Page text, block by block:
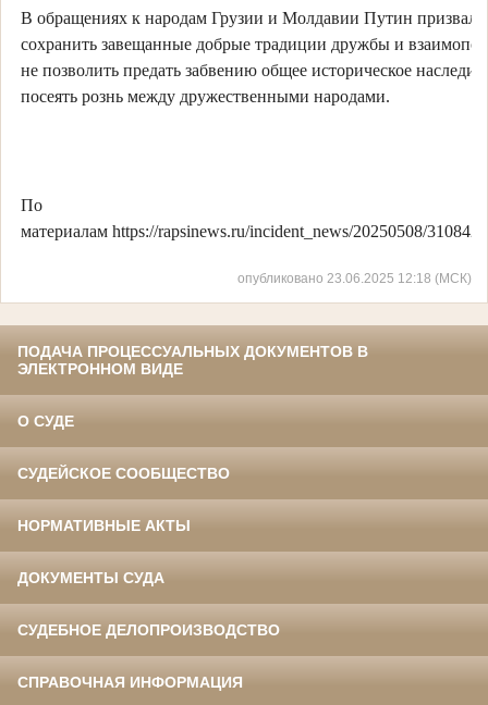
В обращениях к народам Грузии и Молдавии Путин призвал
сохранить завещанные добрые традиции дружбы и
не позволить предать забвению общее историческое наследие
посеять рознь между дружественными народами.
По
материалам https://rapsinews.ru/incident_news/20250508/
опубликовано 23.06.2025 12:18 (МСК)
ПОДАЧА ПРОЦЕССУАЛЬНЫХ ДОКУМЕНТОВ В
ЭЛЕКТРОННОМ ВИДЕ
О СУДЕ
СУДЕЙСКОЕ СООБЩЕСТВО
НОРМАТИВНЫЕ АКТЫ
ДОКУМЕНТЫ СУДА
СУДЕБНОЕ ДЕЛОПРОИЗВОДСТВО
СПРАВОЧНАЯ ИНФОРМАЦИЯ